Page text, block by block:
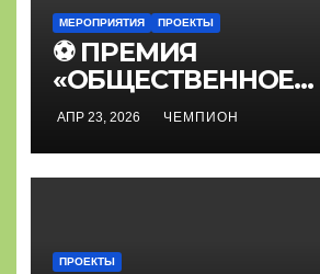
МЕРОПРИЯТИЯ ПРОЕКТЫ
⚽ ПРЕМИЯ
«ОБЩЕСТВЕННОЕ
ПРИЗНАНИЕ»⚽
АПР 23, 2026 ЧЕМПИОН
ПРОЕКТЫ